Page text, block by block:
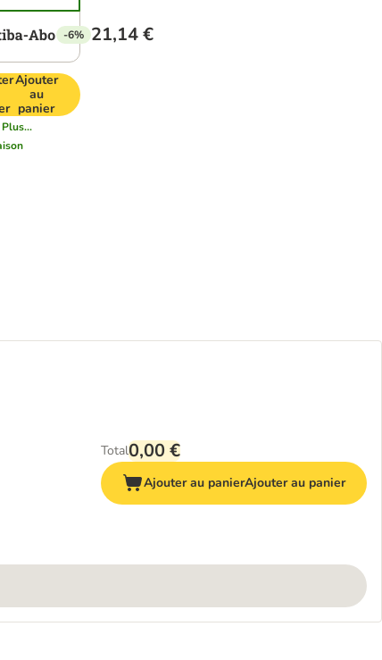
-6% 21,14 €
Ajouter
au
panier
Plus...
Total0,00 €
Ajouter au panierAjouter au panier